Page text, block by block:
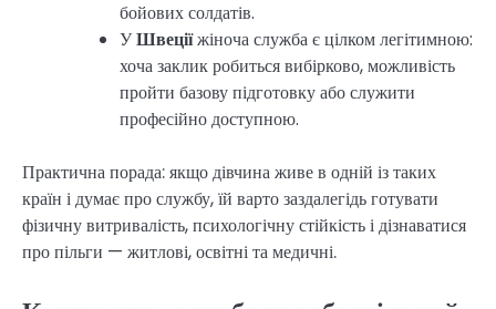
бойових солдатів.
УШвеціїжіноча служба є цілком легітимною:
хоча заклик робиться вибірково, можливість
пройти базову підготовку або служити
професійно доступною.
Практична порада: якщо дівчина живе в одній із таких
країн і думає про службу, їй варто заздалегідь готувати
фізичну витривалість, психологічну стійкість і дізнаватися
про пільги — житлові, освітні та медичні.